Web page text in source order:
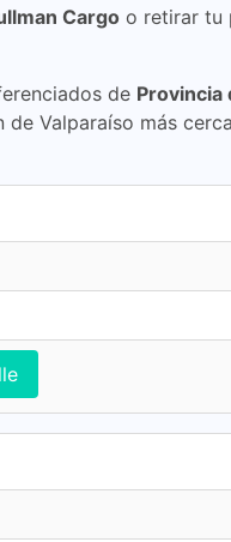
Cargo o retirar tu
de Provincia
Valparaíso más